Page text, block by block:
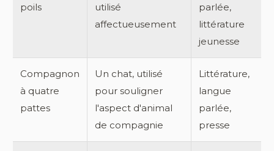
poils
utilisé
affectueusement
parlée,
littérature
jeunesse
Compagnon
à quatre
pattes
Un chat, utilisé
pour souligner
l'aspect d'animal
de compagnie
Littérature,
langue
parlée,
presse